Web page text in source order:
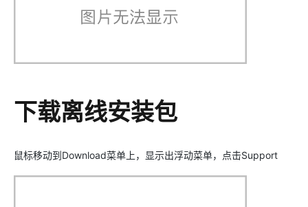
下载离线安装包
鼠标移动到Download菜单上，显示出浮动菜单，点击Support